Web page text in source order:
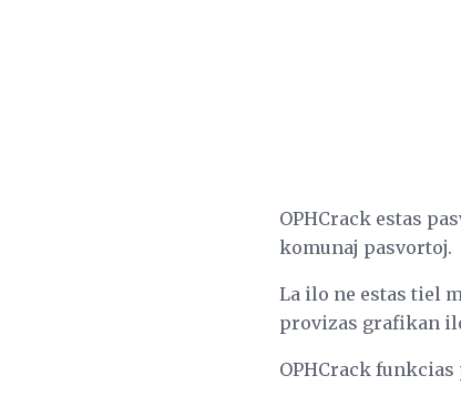
OPHCrack estas
komunaj pasvortoj.
La ilo ne estas tiel
provizas grafikan
OPHCrack